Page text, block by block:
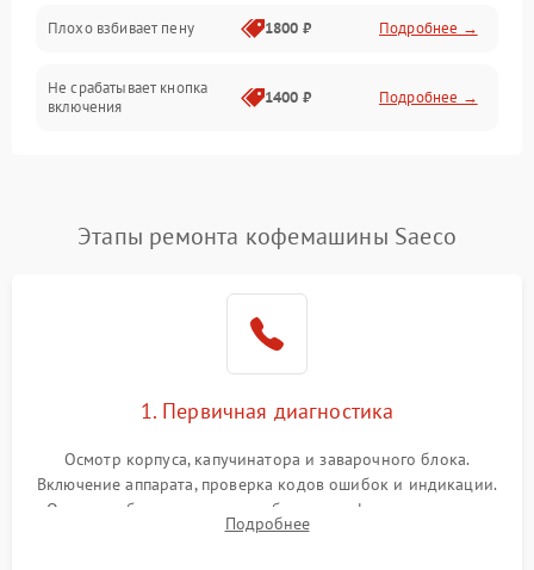
Плохо взбивает пену 1800 ₽ Подробнее →
Не срабатывает кнопка
включения
1400 ₽ Подробнее →
Постоянные сбои в работе 1500 ₽ Подробнее →
Этапы ремонта кофемашины Saeco
1. Первичная диагностика
Осмотр корпуса, капучинатора и заварочного блока.
Включение аппарата, проверка кодов ошибок и индикации.
Оценка работы помпы, термоблока и кофемолки на слух.
Измерение температуры и давления воды для выявления
Подробнее